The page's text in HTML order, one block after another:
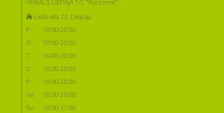
VEIKALS LIEPĀJĀ T/C "Kurzeme":
Lielā iela 13, Liepāja
P:
10:00-20:00
O:
10:00-20:00
T:
10:00-20:00
C:
10:00-20:00
P:
10:00-20:00
Se:
10:00-20:00
Sv:
10:00-17:00